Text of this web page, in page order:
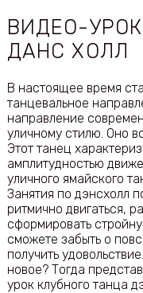
ВИДЕО-
ДАНС ХОЛЛ
В настоящее время
танцевальное
направление
уличному стилю. Оно
Этот танец
амплитудностью
уличного ямайского
Занятия по дэнсхолл
ритмично двигаться,
сформировать
сможете забыть о
получить
новое? Тогда
урок клубного танца